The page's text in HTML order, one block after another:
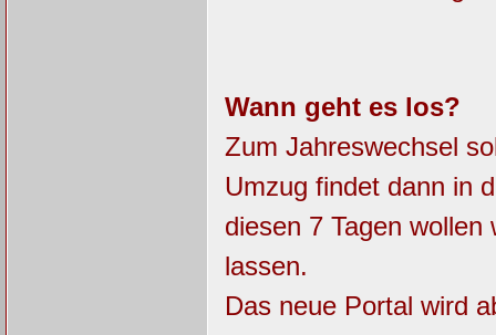
Wann geht es los?
Zum Jahreswechsel
Umzug findet dann in
diesen 7 Tagen
lassen.
Das neue Portal wird